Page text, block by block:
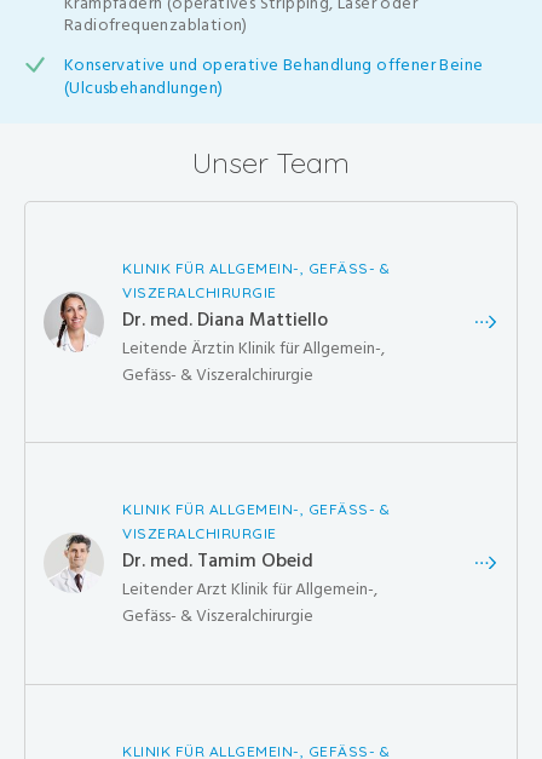
Radiofrequenzablation)
Konservative und operative Behandlung offener Beine
(Ulcusbehandlungen)
Unser Team
KLINIK FÜR ALLGEMEIN-, GEFÄSS- &
VISZERALCHIRURGIE
Dr. med. Diana Mattiello
Leitende Ärztin Klinik für Allgemein-,
Gefäss- & Viszeralchirurgie
KLINIK FÜR ALLGEMEIN-, GEFÄSS- &
VISZERALCHIRURGIE
Dr. med. Tamim Obeid
Leitender Arzt Klinik für Allgemein-,
Gefäss- & Viszeralchirurgie
KLINIK FÜR ALLGEMEIN-, GEFÄSS- &